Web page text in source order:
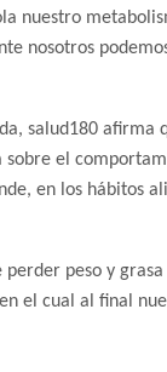
nuestro
nosotros
salud180 afirma
sobre el
en los hábitos
peso y
el cual al final